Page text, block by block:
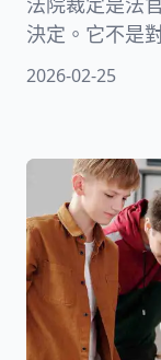
決定。它不是
理訴訟進行中
詳細說明裁定
2026-02-25